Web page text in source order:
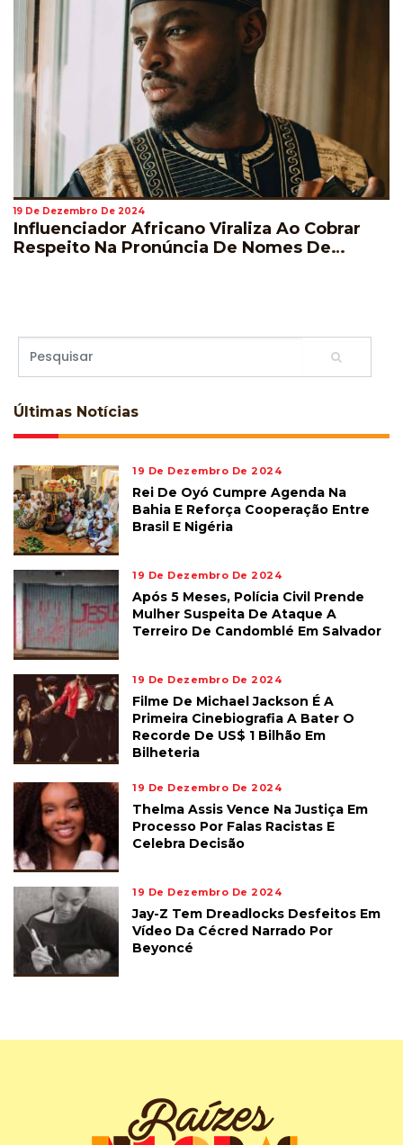
19 De Dezembro De 2024
A História Será Escrita Mais Uma Vez:
Serena E Venus Williams Voltam A Disputar
Últimas Notícias
19 De Dezembro De 2024
Rei De Oyó Cumpre Agenda Na
Bahia E Reforça Cooperação Entre
Brasil E Nigéria
19 De Dezembro De 2024
Após 5 Meses, Polícia Civil Prende
Mulher Suspeita De Ataque A
Terreiro De Candomblé Em Salvador
19 De Dezembro De 2024
Filme De Michael Jackson É A
Primeira Cinebiografia A Bater O
Recorde De US$ 1 Bilhão Em
Bilheteria
19 De Dezembro De 2024
Thelma Assis Vence Na Justiça Em
Processo Por Falas Racistas E
Celebra Decisão
19 De Dezembro De 2024
Jay-Z Tem Dreadlocks Desfeitos Em
Vídeo Da Cécred Narrado Por
Beyoncé